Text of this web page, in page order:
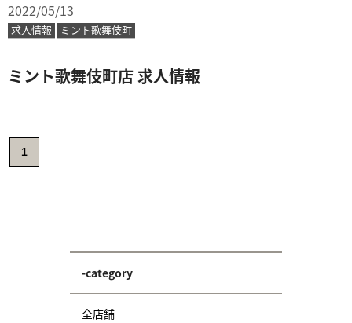
2022/05/13
求人情報 ミント歌舞伎町
ミント歌舞伎町店 求人情報
1
-category
全店舗